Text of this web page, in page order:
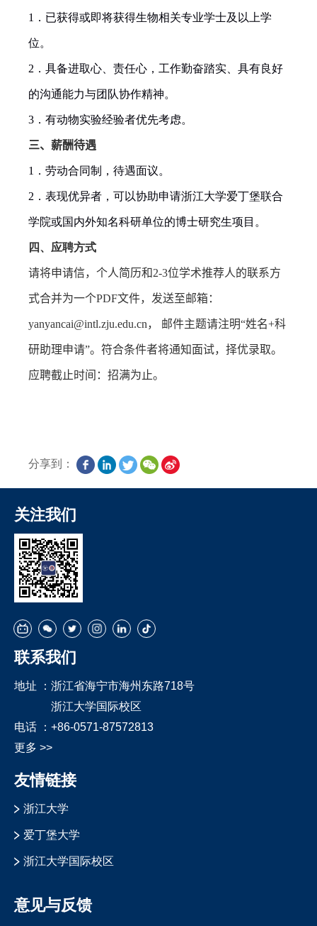
1 ．已获得或即将获得生物相关专业学士及以上学
位。
2 ．具备进取心、责任心，工作勤奋踏实、具有良好
的沟通能力与团队协作精神。
3 ．有动物实验经验者优先考虑。
三、薪酬待遇
1 ．劳动合同制，待遇面议。
2 ．表现优异者，可以协助申请浙江大学爱丁堡联合
学院或国内外知名科研单位的博士研究生项目。
四、应聘方式
请将申请信，个人简历和2-3位学术推荐人的联系方
式合并为一个PDF文件，发送至邮箱：
yanyancai@intl.zju.edu.cn， 邮件主题请注明“姓名+科
研助理申请”。符合条件者将通知面试，择优录取。
应聘截止时间：招满为止。
分享到：
关注我们
联系我们
地址 ： 浙江省海宁市海州东路718号
浙江大学国际校区
电话 ： +86-0571-87572813
更多 >>
友情链接
浙江大学
爱丁堡大学
浙江大学国际校区
意见与反馈